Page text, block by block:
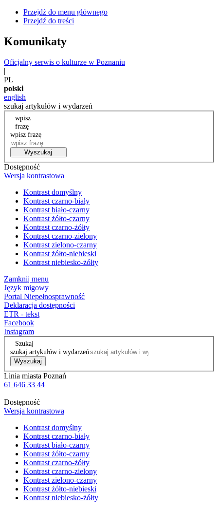
Przejdź do menu głównego
Przejdź do treści
Komunikaty
Oficjalny serwis o kulturze w Poznaniu
|
PL
polski
english
szukaj artykułów i wydarzeń
wpisz
frazę
wpisz frazę
Wyszukaj
Dostępność
Wersja kontrastowa
Kontrast domyślny
Kontrast czarno-biały
Kontrast biało-czarny
Kontrast żółto-czarny
Kontrast czarno-żółty
Kontrast czarno-zielony
Kontrast zielono-czarny
Kontrast żółto-niebieski
Kontrast niebiesko-żółty
Zamknij menu
Język migowy
Portal Niepełnosprawność
Deklaracja dostępności
ETR - tekst
Facebook
Instagram
Szukaj
szukaj artykułów i wydarzeń
Wyszukaj
Linia miasta Poznań
61 646 33 44
Dostępność
Wersja kontrastowa
Kontrast domyślny
Kontrast czarno-biały
Kontrast biało-czarny
Kontrast żółto-czarny
Kontrast czarno-żółty
Kontrast czarno-zielony
Kontrast zielono-czarny
Kontrast żółto-niebieski
Kontrast niebiesko-żółty